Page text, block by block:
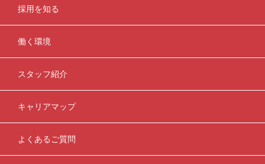
採用を知る
働く環境
スタッフ紹介
キャリアマップ
よくあるご質問